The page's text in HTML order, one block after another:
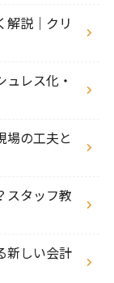
解説｜クリ
レス化・
場の工夫と
スタッフ教
新しい会計